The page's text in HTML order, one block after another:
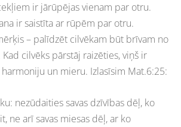
ir jārūpējas vienam par otru.
ir saistīta ar rūpēm par otru.
– palīdzēt cilvēkam būt brīvam no
cilvēks pārstāj raizēties, viņš ir
un mieru. Izlasīsim Mat.6:25:
nezūdaities savas dzīvības dēļ, ko
ne arī savas miesas dēļ, ar ko